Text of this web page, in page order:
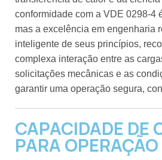
conformidade com a VDE 0298-4
mas a excelência em engenharia
inteligente de seus princípios,
complexa interação entre as
solicitações mecânicas e as
garantir uma operação segura,
CAPACIDADE DE
PARA